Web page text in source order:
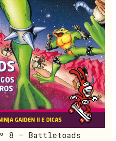
8 – Battletoads